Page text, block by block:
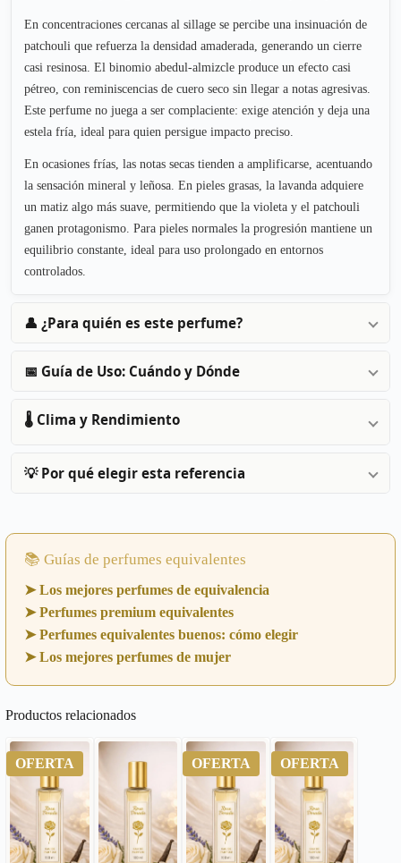
En concentraciones cercanas al sillage se percibe una insinuación de
patchouli que refuerza la densidad amaderada, generando un cierre
casi resinosa. El binomio abedul-almizcle produce un efecto casi
pétreo, con reminiscencias de cuero seco sin llegar a notas agresivas.
Este perfume no juega a ser complaciente: exige atención y deja una
estela fría, ideal para quien persigue impacto preciso.
En ocasiones frías, las notas secas tienden a amplificarse, acentuando
la sensación mineral y leñosa. En pieles grasas, la lavanda adquiere
un matiz algo más suave, permitiendo que la violeta y el patchouli
ganen protagonismo. Para pieles normales la progresión mantiene un
equilibrio constante, ideal para uso prolongado en entornos
controlados.
👤 ¿Para quién es este perfume?
📅 Guía de Uso: Cuándo y Dónde
🌡️ Clima y Rendimiento
💡 Por qué elegir esta referencia
📚 Guías de perfumes equivalentes
➤ Los mejores perfumes de equivalencia
➤ Perfumes premium equivalentes
➤ Perfumes equivalentes buenos: cómo elegir
➤ Los mejores perfumes de mujer
Productos relacionados
OFERTA OFERTA OFERTA